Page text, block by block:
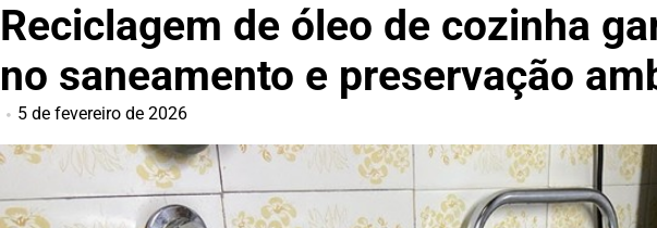
Reciclagem de óleo de cozinha
no saneamento e preservação
5 de fevereiro de 2026